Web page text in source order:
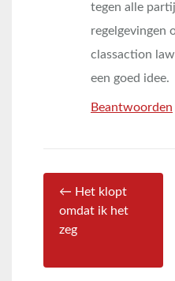
tegen alle
regelgevingen
classaction
een goed idee.
Beantwoorden
← Het klopt
omdat ik het
zeg